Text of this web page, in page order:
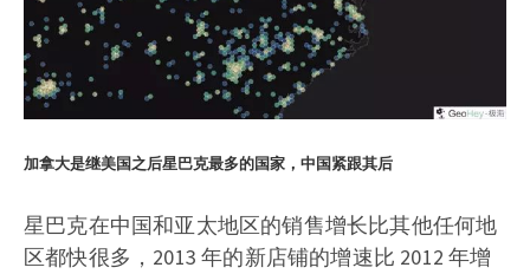
加拿大是继美国之后星巴克最多的国家，中国紧跟其后
星巴克在中国和亚太地区的销售增长比其他任何地
区都快很多，2013 年的新店铺的增速比 2012 年增